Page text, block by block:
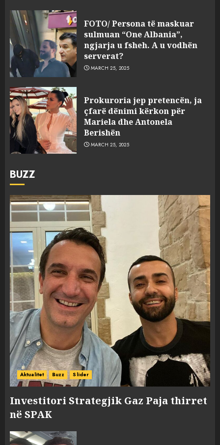
FOTO/ Persona të maskuar
sulmuan “One Albania”,
ngjarja u fsheh. A u vodhën
serverat?
MARCH 25, 2025
Prokuroria jep pretencën, ja
çfarë dënimi kërkon për
Mariela dhe Antonela
Berishën
MARCH 25, 2025
BUZZ
Aktualitet Buzz Slider
Investitori Strategjik Gaz Paja thirret
në SPAK